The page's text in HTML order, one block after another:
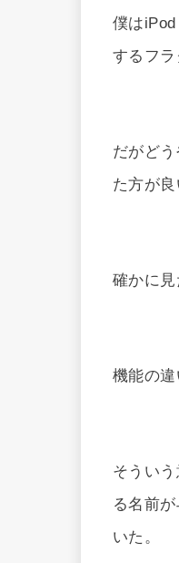
僕は
するフラ
だがど
た方が良
確かに見
機能の違
そうい
る名前
いた。